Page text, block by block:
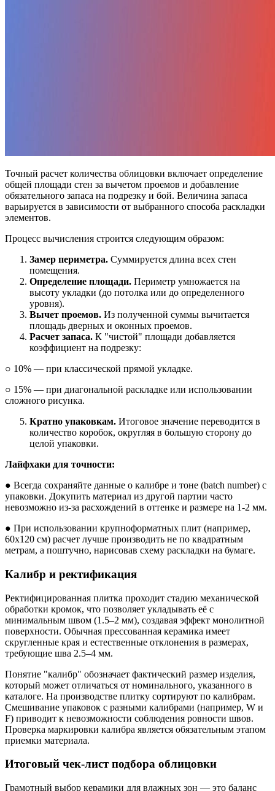
Точный расчет количества облицовки включает определение
общей площади стен за вычетом проемов и добавление
обязательного запаса на подрезку и бой. Величина запаса
варьируется в зависимости от выбранного способа раскладки
элементов.
Процесс вычисления строится следующим образом:
Замер периметра. Суммируется длина всех стен
помещения.
Определение площади. Периметр умножается на
высоту укладки (до потолка или до определенного
уровня).
Вычет проемов. Из полученной суммы вычитается
площадь дверных и оконных проемов.
Расчет запаса. К "чистой" площади добавляется
коэффициент на подрезку:
○ 10% — при классической прямой укладке.
○ 15% — при диагональной раскладке или использовании
сложного рисунка.
Кратно упаковкам. Итоговое значение переводится в
количество коробок, округляя в большую сторону до
целой упаковки.
Лайфхаки для точности:
● Всегда сохраняйте данные о калибре и тоне (batch number) с
упаковки. Докупить материал из другой партии часто
невозможно из-за расхождений в оттенке и размере на 1-2 мм.
● При использовании крупноформатных плит (например,
60x120 см) расчет лучше производить не по квадратным
метрам, а поштучно, нарисовав схему раскладки на бумаге.
Калибр и ректификация
Ректифицированная плитка проходит стадию механической
обработки кромок, что позволяет укладывать её с
минимальным швом (1.5–2 мм), создавая эффект монолитной
поверхности. Обычная прессованная керамика имеет
скругленные края и естественные отклонения в размерах,
требующие шва 2.5–4 мм.
Понятие "калибр" обозначает фактический размер изделия,
который может отличаться от номинального, указанного в
каталоге. На производстве плитку сортируют по калибрам.
Смешивание упаковок с разными калибрами (например, W и
F) приводит к невозможности соблюдения ровности швов.
Проверка маркировки калибра является обязательным этапом
приемки материала.
Итоговый чек-лист подбора облицовки
Грамотный выбор керамики для влажных зон — это баланс